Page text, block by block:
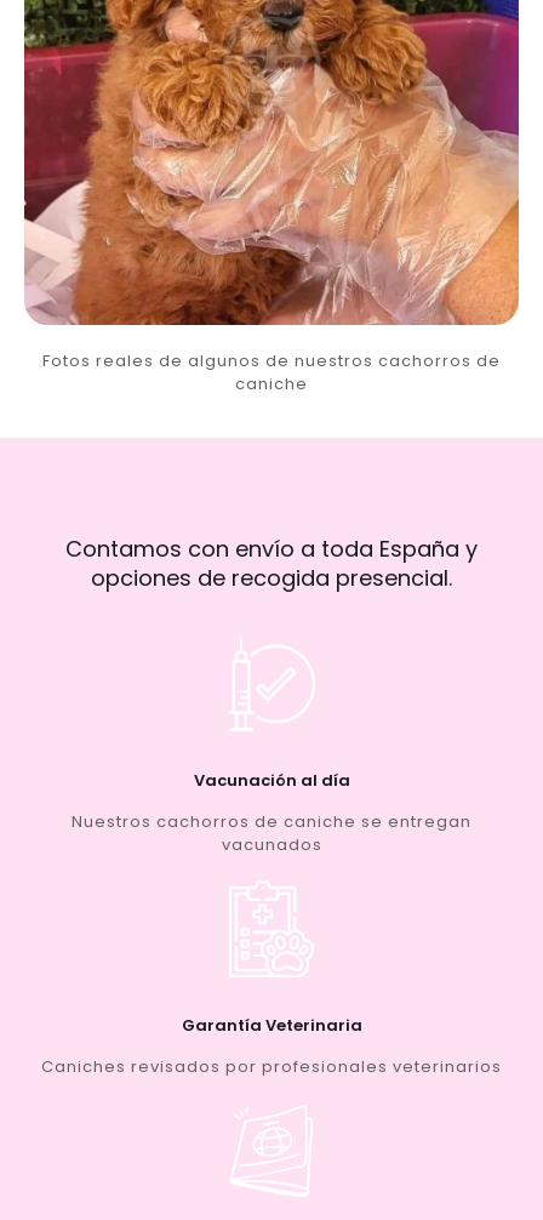
Fotos reales de algunos de nuestros cachorros de
caniche
Contamos con envío a toda España y
opciones de recogida presencial.
Vacunación al día
Nuestros cachorros de caniche se entregan
vacunados
Garantía Veterinaria
Caniches revisados por profesionales veterinarios